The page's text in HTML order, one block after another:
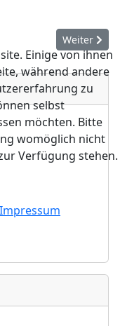
Koch Nächster
Weiter
Einige von ihnen
während andere
zu
selbst
möchten. Bitte
womöglich nicht
Verfügung stehen.
Impressum